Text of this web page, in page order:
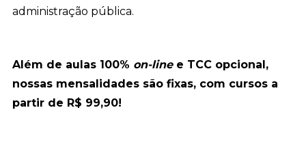
administração pública.
Além de aulas 100% on-linee TCC opcional,
nossas mensalidades são fixas, com cursos a
partir de R$ 99,90!